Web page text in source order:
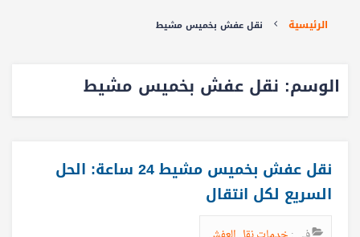
الرئيسية نقل عفش بخميس مشيط
الوسم: نقل عفش بخميس مشيط
نقل عفش بخميس مشيط 24 ساعة: الحل
السريع لكل انتقال